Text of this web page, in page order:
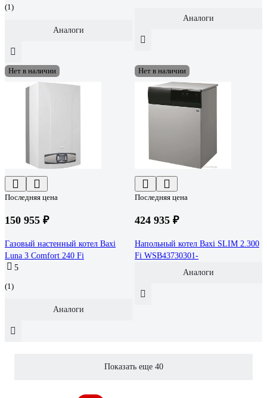
(1)
Аналоги
Аналоги
Нет в наличии
Последняя цена
150 955 ₽
Газовый настенный котел Baxi
Luna 3 Comfort 240 Fi
5
(1)
Аналоги
Нет в наличии
Последняя цена
424 935 ₽
Напольный котел Baxi SLIM 2.300
Fi WSB43730301-
Аналоги
Показать еще 40